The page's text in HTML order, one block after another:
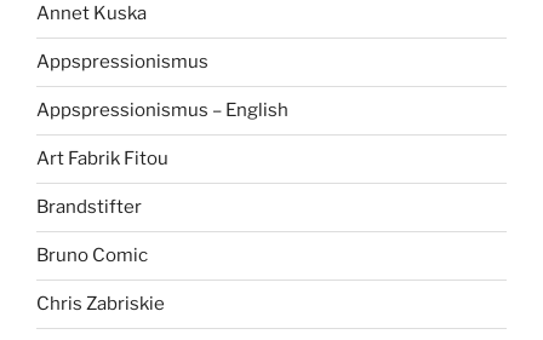
Annet Kuska
Appspressionismus
Appspressionismus – English
Art Fabrik Fitou
Brandstifter
Bruno Comic
Chris Zabriskie